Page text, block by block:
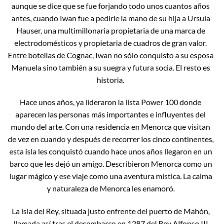
aunque se dice que se fue forjando todo unos cuantos años
antes, cuando Iwan fue a pedirle la mano de su hija a Ursula
Hauser, una multimillonaria propietaria de una marca de
electrodomésticos y propietaria de cuadros de gran valor.
Entre botellas de Cognac, Iwan no sólo conquisto a su esposa
Manuela sino también a su suegra y futura socia. El resto es
historia.
Hace unos años, ya lideraron la lista Power 100 donde
aparecen las personas más importantes e influyentes del
mundo del arte. Con una residencia en Menorca que visitan
de vez en cuando y después de recorrer los cinco continentes,
esta isla les conquistó cuando hace unos años llegaron en un
barco que les dejó un amigo. Describieron Menorca como un
lugar mágico y ese viaje como una aventura mística. La calma
y naturaleza de Menorca les enamoró.
La isla del Rey, situada justo enfrente del puerto de Mahón,